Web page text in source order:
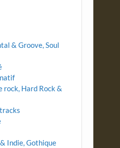
& Groove, Soul
rock, Hard Rock &
Indie, Gothique